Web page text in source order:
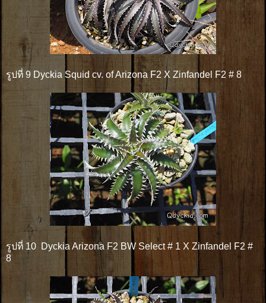
รูปที่ 9 Dyckia Squid cv. of Arizona F2 X Zinfandel F2 # 8
รูปที่ 10 Dyckia Arizona F2 BW Select # 1 X Zinfandel F2 #
8